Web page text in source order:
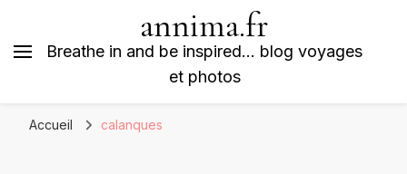
annima.fr
Breathe in and be inspired… blog voyages
et photos
Accueil calanques